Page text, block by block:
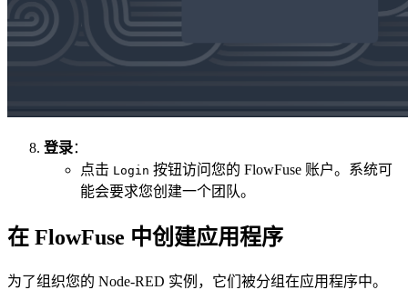
登录：
点击 Login 按钮访问您的 FlowFuse 账户。系统可
能会要求您创建一个团队。
在 FlowFuse 中创建应用程序
为了组织您的 Node-RED 实例，它们被分组在应用程序中。